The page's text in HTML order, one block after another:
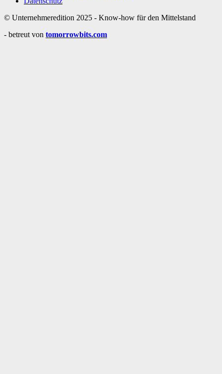
© Unternehmeredition 2025 - Know-how für den Mittelstand
- betreut von tomorrowbits.com